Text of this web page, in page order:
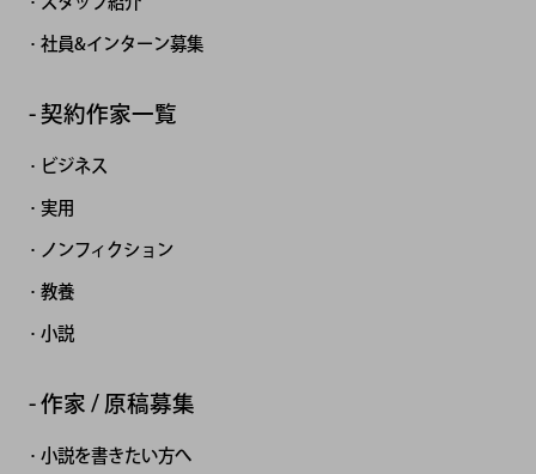
社員&インターン募集
契約作家一覧
ビジネス
実用
ノンフィクション
教養
小説
作家 / 原稿募集
小説を書きたい方へ